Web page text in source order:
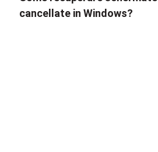
cancellate in Windows?